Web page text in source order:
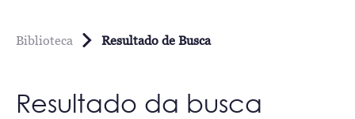
Biblioteca Resultado de Busca
Resultado da busca